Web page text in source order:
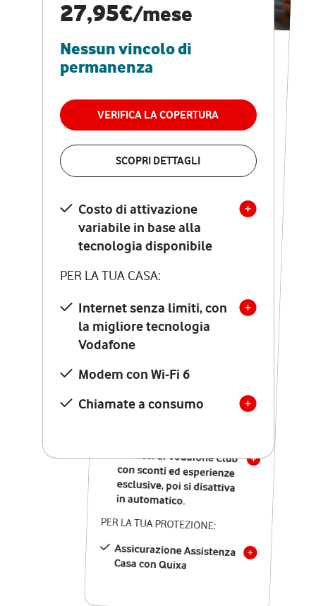
27,95€/mese
Nessun vincolo di
permanenza
VERIFICA LA COPERTURA
SCOPRI DETTAGLI
Costo di attivazione
variabile in base alla
tecnologia disponibile
PER LA TUA CASA:
Internet senza limiti, con
la migliore tecnologia
Vodafone
Modem con Wi-Fi 6
Chiamate a consumo
vantaggi speciali
RETE FISSA + VODAFONE CLUB
29,95€
permanenza
VERIFICA LA COPERTURA
Costo di attivazione
variabile in base alla
tecnologia disponibile
PER LA TUA CASA:
Internet senza limiti, con
la migliore tecnologia
Vodafone
Modem Seven con Wi-Fi 7
Chiamate illimitate verso
numeri fissi e mobili
nazionali
12 mesi di Vodafone Club
con sconti ed esperienze
esclusive, poi si disattiva
in automatico.
PER LA TUA PROTEZIONE:
Assicurazione Assistenza
Casa con Quixa